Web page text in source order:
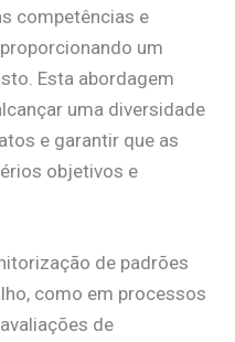
competências e
um
Esta abordagem
uma diversidade
e garantir que as
objetivos e
de padrões
como em processos
de